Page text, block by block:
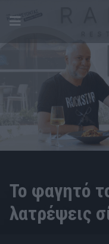
Το φαγητό
λατρέψεις